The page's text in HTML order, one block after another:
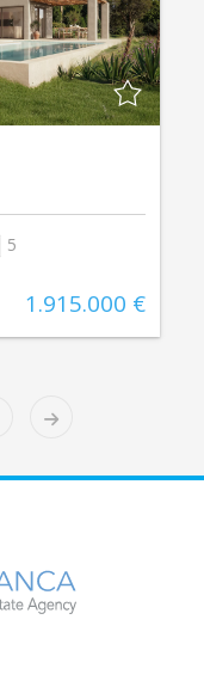
5
1.915.000 €